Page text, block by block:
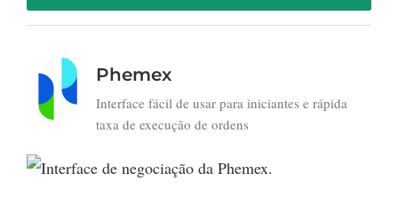
Phemex
Interface fácil de usar para iniciantes e rápida
taxa de execução de ordens